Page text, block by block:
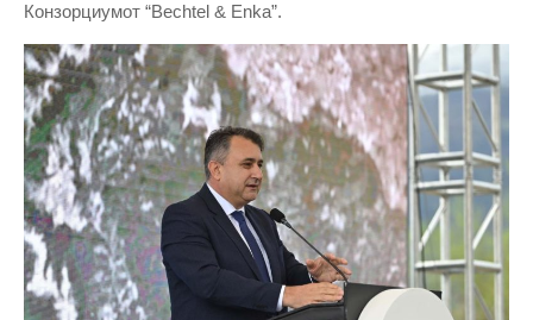
Конзорциумот “Bechtel & Enka”.